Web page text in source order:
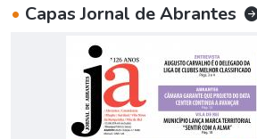
• Capas Jornal de Abrantes